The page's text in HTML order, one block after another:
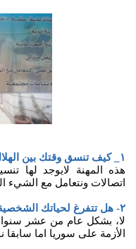
١_ كيف تنسق وقتك بين الهلال والعيادات؟
هذه المهنة لايوجد لها
اتصالات ونتعامل مع الشيء الطبي
٢- هل تتفرغ لحياتك الشخصية؟
لا، بشكل عام من عشر
الأزمة على سوريا اما